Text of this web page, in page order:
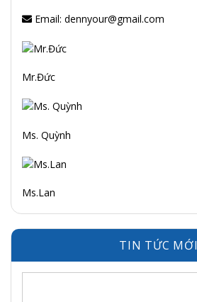
Email: dennyour@gmail.com
Mr.Đức
Ms. Quỳnh
Ms.Lan
TIN TỨC MỚI